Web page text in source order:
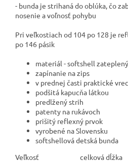
- bunda je strihaná do oblúka, čo
nosenie a voľnosť pohybu
Pri veľkostiach od 104 po 128 je
po 146 pásik
materiál - softshell
zapínanie na zips
v prednej časti praktické
podšitá kapucňa látkou
predlžený strih
patenty na rukávoch
prišitý reflexný prvok
vyrobené na Slovensku
softshellová detská bunda
Veľkosť
celková dĺžka